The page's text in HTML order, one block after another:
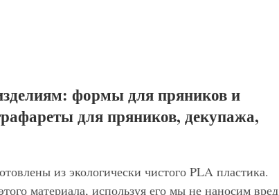
формы для пряников и
для пряников, декупажа,
из экологически чистого PLA пластика.
материала, используя его мы не наносим вред